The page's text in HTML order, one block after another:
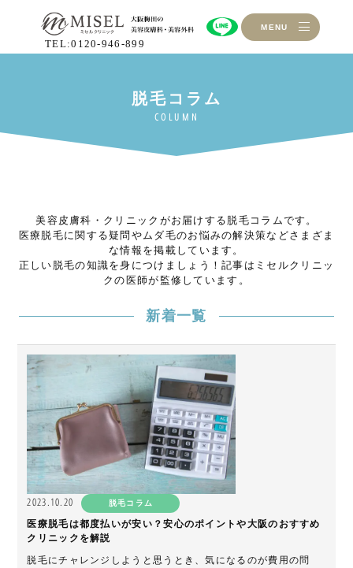
TEL:0120-946-899
MENU
美容皮膚科・クリニックがお届けする脱毛コラムです。
医療脱毛に関する疑問やムダ毛のお悩みの解決策などさまざま
な情報を掲載しています。
正しい脱毛の知識を身につけましょう！記事はミセルクリニッ
クの医師が監修しています。
新着一覧
2023.10.20 脱毛コラム
医療脱毛は都度払いが安い？安心のポイントや大阪のおすすめ
クリニックを解説
脱毛にチャレンジしようと思うとき、気になるのが費用の問